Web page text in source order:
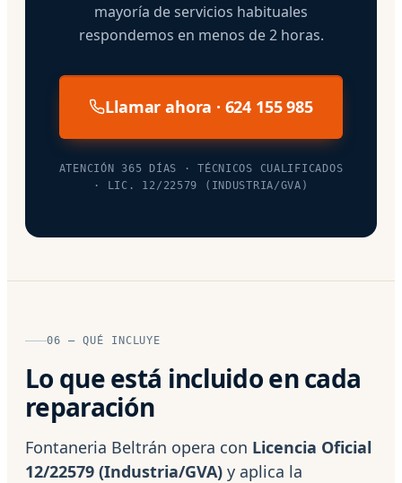
mayoría de servicios habituales
respondemos en menos de 2 horas.
Llamar ahora · 624 155 985
ATENCIÓN 365 DÍAS · TÉCNICOS CUALIFICADOS
· LIC. 12/22579 (INDUSTRIA/GVA)
06 — QUÉ INCLUYE
Lo que está incluido en cada
reparación
Fontaneria Beltrán opera con Licencia Oficial
12/22579 (Industria/GVA) y aplica la